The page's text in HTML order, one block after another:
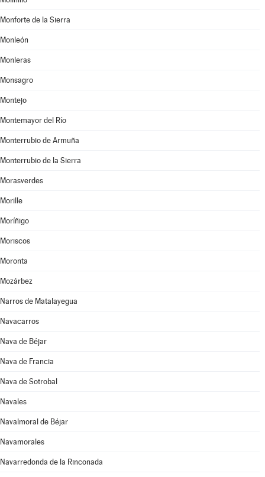
Monforte de la Sierra
Monleón
Monleras
Monsagro
Montejo
Montemayor del Río
Monterrubio de Armuña
Monterrubio de la Sierra
Morasverdes
Morille
Moríñigo
Moriscos
Moronta
Mozárbez
Narros de Matalayegua
Navacarros
Nava de Béjar
Nava de Francia
Nava de Sotrobal
Navales
Navalmoral de Béjar
Navamorales
Navarredonda de la Rinconada